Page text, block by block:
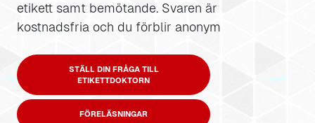
etikett samt bemötande. Svaren är
kostnadsfria och du förblir anonym
STÄLL DIN FRÅGA TILL
ETIKETTDOKTORN
FÖRELÄSNINGAR